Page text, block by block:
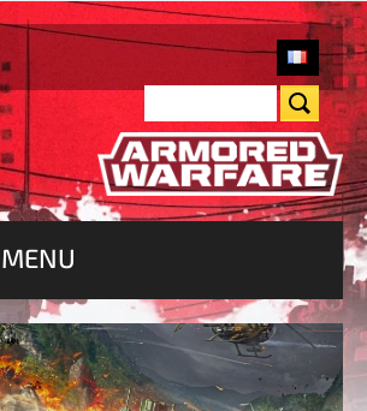
MENU